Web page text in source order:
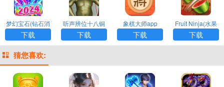
梦幻宝石(钻石消
消乐)APP最新版
下载
听声辨位十八铜
人阵app
下载
象棋大师app
下载
Fruit Ninja(水果
忍者)APP官方版
下载
下载
猜您喜欢: